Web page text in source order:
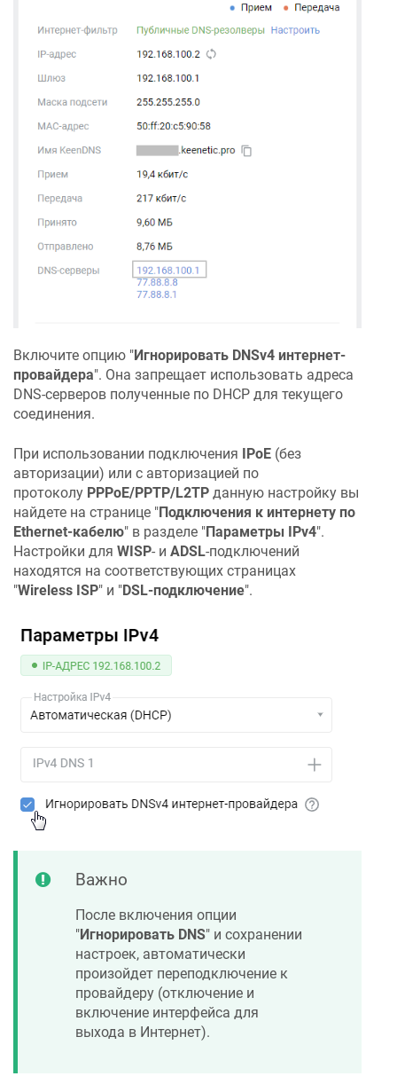
Включите опцию "Игнорировать DNSv4 интернет-
провайдера". Она запрещает использовать адреса
DNS-серверов полученные по DHCP для текущего
соединения.
При использовании подключения IPoE (без
авторизации) или с авторизацией по
протоколу PPPoE/PPTP/L2TP данную настройку вы
найдете на странице "Подключения к интернету по
Ethernet-кабелю" в разделе "Параметры IPv4".
Настройки для WISP- и ADSL-подключений
находятся на соответствующих страницах
"Wireless ISP" и "DSL-подключение".
Важно
После включения опции
"Игнорировать DNS" и сохранении
настроек, автоматически
произойдет переподключение к
провайдеру (отключение и
включение интерфейса для
выхода в Интернет).